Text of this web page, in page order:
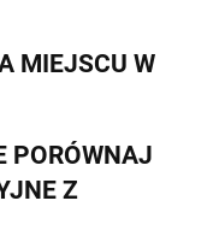
MIEJSCU W
PORÓWNAJ
Z